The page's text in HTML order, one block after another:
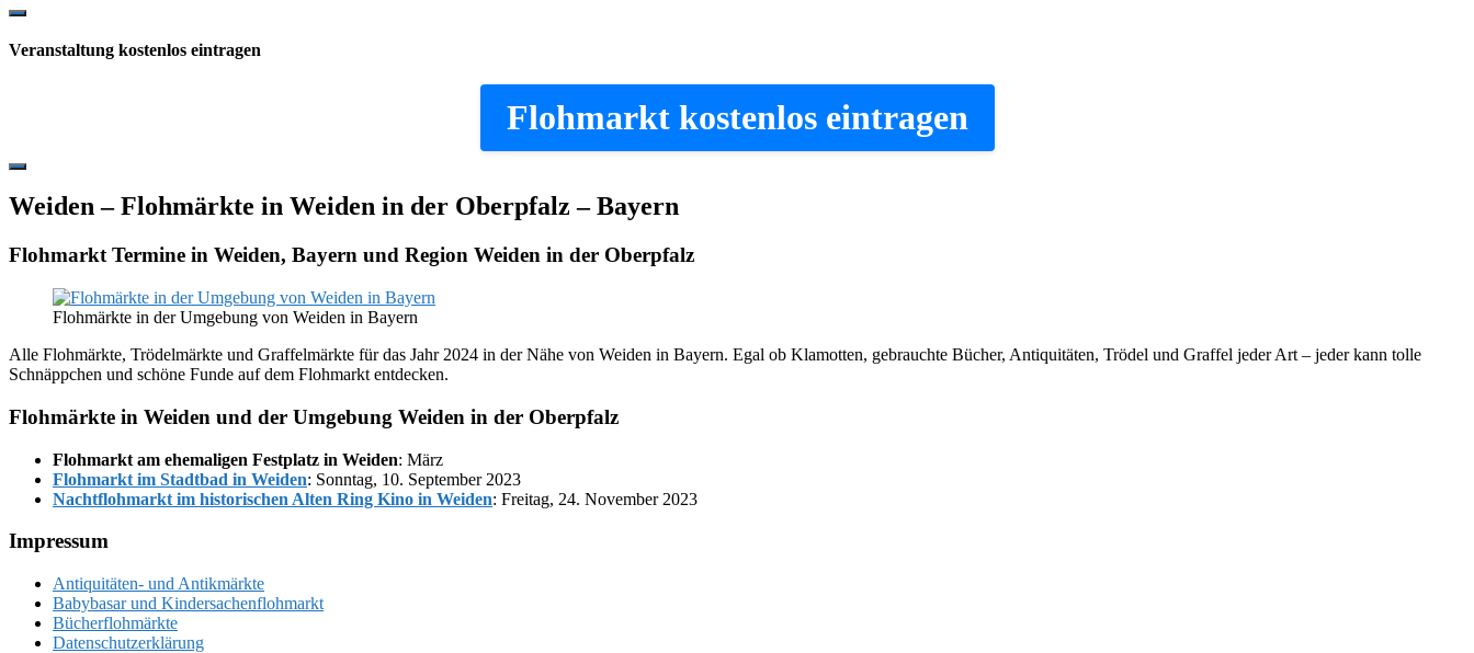
Show
Content
Veranstaltung kostenlos eintragen
Flohmarkt kostenlos eintragen
Hide
Content
Weiden – Flohmärkte in Weiden in der Oberpfalz – Bayern
Flohmarkt Termine in Weiden, Bayern und Region Weiden in der Oberpfalz
Flohmärkte in der Umgebung von Weiden in Bayern
Alle Flohmärkte, Trödelmärkte und Graffelmärkte für das Jahr 2024 in der Nähe von Weiden in Bayern. Egal ob Klamotten, gebrauchte Bücher, Antiquitäten, Trödel und Graffel jeder Art – jeder kann tolle
Schnäppchen und schöne Funde auf dem Flohmarkt entdecken.
Flohmärkte in Weiden und der Umgebung Weiden in der Oberpfalz
Flohmarkt am ehemaligen Festplatz in Weiden: März
Flohmarkt im Stadtbad in Weiden: Sonntag, 10. September 2023
Nachtflohmarkt im historischen Alten Ring Kino in Weiden: Freitag, 24. November 2023
Footer
Impressum
Antiquitäten- und Antikmärkte
Babybasar und Kindersachenflohmarkt
Bücherflohmärkte
Datenschutzerklärung